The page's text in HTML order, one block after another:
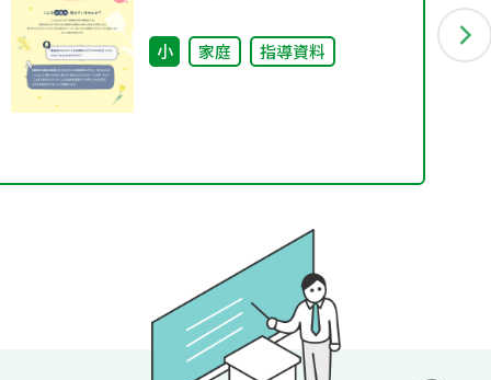
小 家庭 指導資料